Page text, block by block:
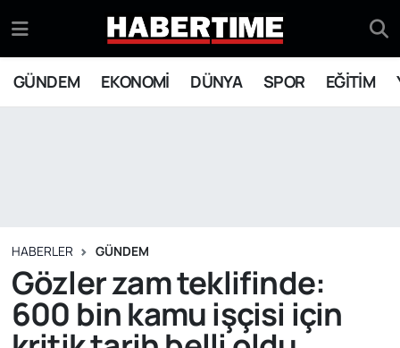
GÜNDEM EKONOMİ DÜNYA SPOR EĞİTİM
HABERLER GÜNDEM
Gözler zam teklifinde:
600 bin kamu işçisi için
EKONOMİ
EĞİTİM
YAŞAM
SİYASET
Eskişehir Nöbetçi Eczaneler
Eskişehir Hava Durumu
Süper Lig Puan Durumu ve Fikstür
Tüm Manşetler
Son Dakika Haberleri